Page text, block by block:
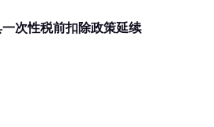
次性税前扣除政策延续